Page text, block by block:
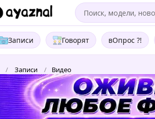
Записи Говорят вОпрос ?!
/ Записи / Видео